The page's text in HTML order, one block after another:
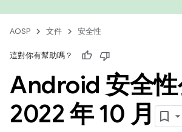
AOSP 文件 安全性
這對你有幫助嗎？
Android 安全
2022 年 10 月